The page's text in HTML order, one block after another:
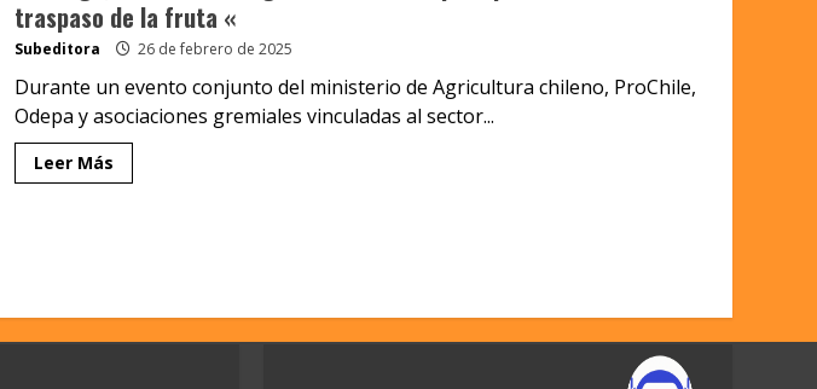
traspaso de la fruta «
Subeditora 26 de febrero de 2025
Durante un evento conjunto del ministerio de Agricultura chileno, ProChile,
Odepa y asociaciones gremiales vinculadas al sector...
Leer Más